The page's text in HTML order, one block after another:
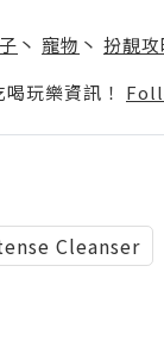
丶 寵物 丶 扮靚攻
玩樂資訊！
Cleanser